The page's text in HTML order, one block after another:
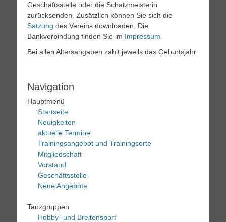
Geschäftsstelle oder die Schatzmeisterin
zurücksenden. Zusätzlich können Sie sich die
Satzung des Vereins downloaden. Die
Bankverbindung finden Sie im Impressum
Bei allen Altersangaben zählt jeweils das Geburtsjahr.
Navigation
Hauptmenü
Startseite
Neuigkeiten
aktuelle Termine
Trainingsangebot und Trainingsorte
Mitgliedschaft
Vorstand
Geschäftsstelle
Neue Angebote
Tanzgruppen
Hobby- und Breitensport